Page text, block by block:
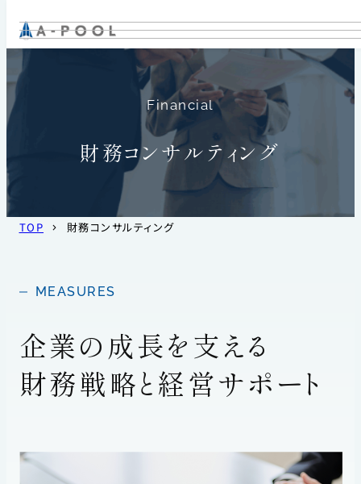
ス
キ
プ
Financial
財務コンサルティング
TOP 財務コンサルティング
MEASURES
企業の成長を支える
財務戦略と経営サポート